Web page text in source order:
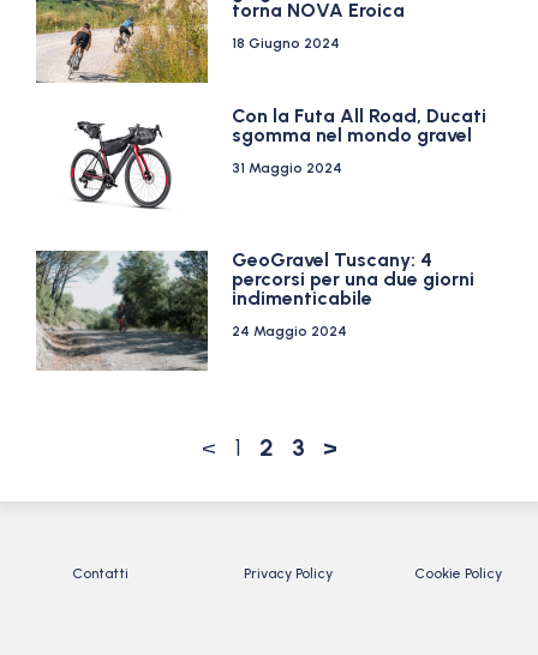
torna NOVA Eroica
18 Giugno 2024
Con la Futa All Road, Ducati
sgomma nel mondo gravel
31 Maggio 2024
GeoGravel Tuscany: 4
percorsi per una due giorni
indimenticabile
24 Maggio 2024
< 1 2 3 >
Contatti Privacy Policy Cookie Policy